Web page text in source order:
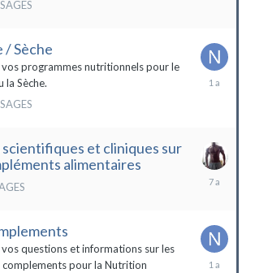
/ Sèche
vos programmes nutritionnels pour le
la Sèche.
18
scientifiques et cliniques sur
alimentaires
18
questions et informations sur les
pour la Nutrition